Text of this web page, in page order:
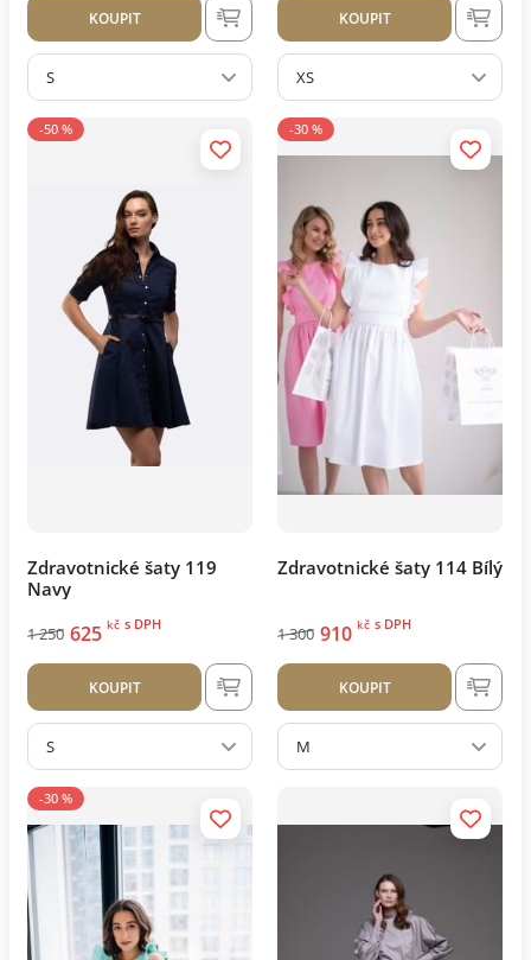
KOUPIT
S
KOUPIT
XS
-50 %
Zdravotnické šaty 119
Navy
1 250 625 kč s DPH
KOUPIT
S
-30 %
Zdravotnické šaty 114 Bílý
1 300 910 kč s DPH
KOUPIT
M
-30 %